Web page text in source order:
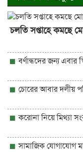
চলতি সপ্তাহে কমছে
বর্ণান্ধদের জন্য এবার
চোরের আবার দলীয়
করোনা নিয়ে মিথ্যা
সামাজিক যোগাযোগ